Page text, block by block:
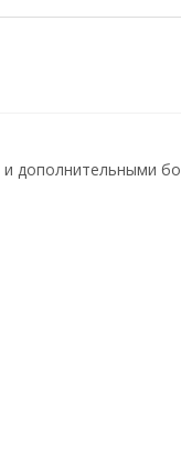
дополнительными